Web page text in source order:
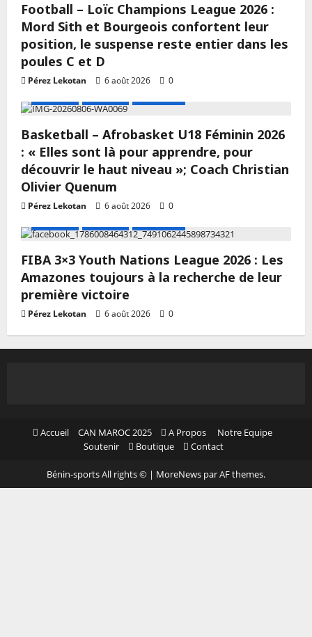
Football – Loïc Champions League 2026 :
Mord Sith et Bourgeois confortent leur
position, le suspense reste entier dans les
poules C et D
Pérez Lekotan 6 août 2026
0
Basketball – Afrobasket U18 Féminin 2026
: « Elles sont là pour apprendre, pour
découvrir le haut niveau »; Coach Christian
Olivier Quenum
Pérez Lekotan 6 août 2026
0
FIBA 3×3 Youth Nations League 2026 : Les
Amazones toujours à la recherche de leur
première victoire
Pérez Lekotan 6 août 2026 0
Accueil CAN MAROC 2025 A Propos
Notre Equipe
Soutenir
Boutique Contact
Bénin-sports All rights © | MoreNews par AF themes.